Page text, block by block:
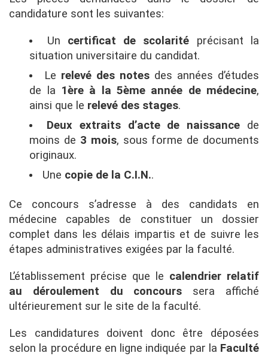
candidature sont les suivantes:
Un certificat de scolarité précisant la
situation universitaire du candidat.
Le relevé des notes des années d’études
de la 1ère à la 5ème année de médecine,
ainsi que le relevé des stages.
Deux extraits d’acte de naissance de
moins de 3 mois, sous forme de documents
originaux.
Une copie de la C.I.N..
Ce concours s’adresse à des candidats en
médecine capables de constituer un dossier
complet dans les délais impartis et de suivre les
étapes administratives exigées par la faculté.
L’établissement précise que le calendrier relatif
au déroulement du concours sera affiché
ultérieurement sur le site de la faculté.
Les candidatures doivent donc être déposées
selon la procédure en ligne indiquée par la Faculté